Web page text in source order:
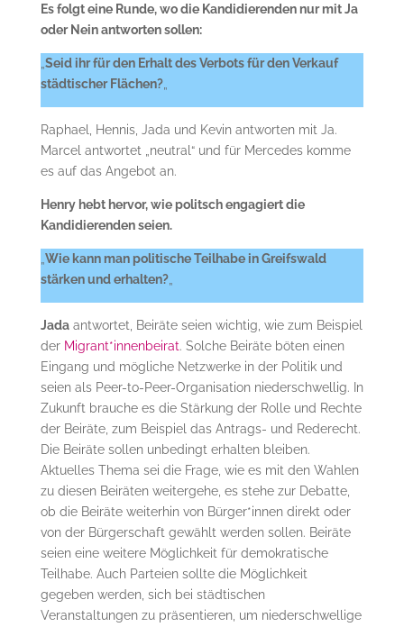
Es folgt eine Runde, wo die Kandidierenden nur mit Ja
oder Nein antworten sollen:
Seid ihr für den Erhalt des Verbots für den Verkauf
städtischer Flächen?„
Raphael, Hennis, Jada und Kevin antworten mit Ja.
Marcel antwortet „neutral“ und für Mercedes komme
es auf das Angebot an.
Henry hebt hervor, wie politsch engagiert die
Kandidierenden seien.
Wie kann man politische Teilhabe in Greifswald
stärken und erhalten?„
Jadaantwortet, Beiräte seien wichtig, wie zum Beispiel
der Migrant*innenbeirat. Solche Beiräte böten einen
Eingang und mögliche Netzwerke in der Politik und
seien als Peer-to-Peer-Organisation niederschwellig. In
Zukunft brauche es die Stärkung der Rolle und Rechte
der Beiräte, zum Beispiel das Antrags- und Rederecht.
Die Beiräte sollen unbedingt erhalten bleiben.
Aktuelles Thema sei die Frage, wie es mit den Wahlen
zu diesen Beiräten weitergehe, es stehe zur Debatte,
ob die Beiräte weiterhin von Bürger*innen direkt oder
von der Bürgerschaft gewählt werden sollen. Beiräte
seien eine weitere Möglichkeit für demokratische
Teilhabe. Auch Parteien sollte die Möglichkeit
gegeben werden, sich bei städtischen
Veranstaltungen zu präsentieren, um niederschwellige